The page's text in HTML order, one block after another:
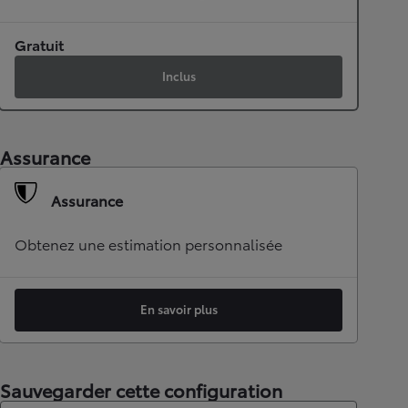
Gratuit
Inclus
Assurance
Assurance
Obtenez une estimation personnalisée
En savoir plus
Sauvegarder cette configuration